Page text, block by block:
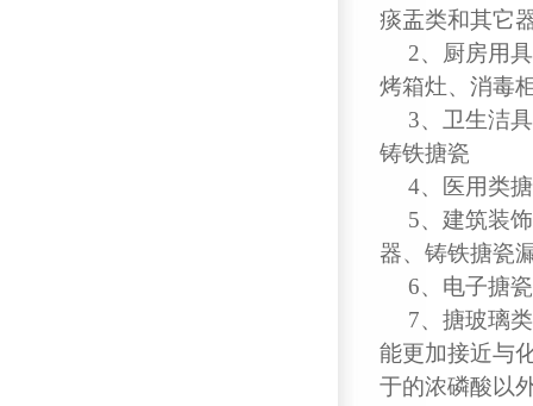
痰盂类和其它
2、厨房用
烤箱灶、消毒
3、卫生洁
铸铁搪瓷
4、医用类
5、建筑装
器、铸铁搪瓷
6、电子搪
7、搪玻璃
能更加接近与
于的浓磷酸以